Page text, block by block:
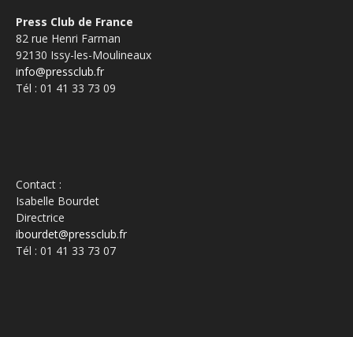
Press Club de France
82 rue Henri Farman
92130 Issy-les-Moulineaux
info@pressclub.fr
Tél : 01 41 33 73 09
Contact :
Isabelle Bourdet
Directrice
ibourdet@pressclub.fr
Tél : 01 41 33 73 07